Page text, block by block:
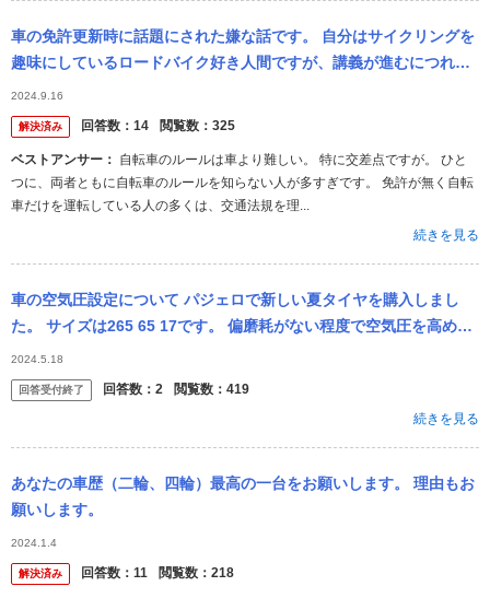
車の免許更新時に話題にされた嫌な話です。 自分はサイクリングを
趣味にしているロードバイク好き人間ですが、講義が進むにつれ、3
0人程いる受講者の中から、公道走行するロードスポーツ用自転車の
公道走行...
2024.9.16
解決済み 回答数： 14 閲覧数： 325
ベストアンサー：
つに、両者ともに自転車のルールを知らない人が多すぎです。 免許が無く自転
車だけを運転している人の多くは、交通法規を理...
続きを見る
車の空気圧設定について パジェロで新しい夏タイヤを購入しまし
た。 サイズは265 65 17です。 偏磨耗がない程度で空気圧を高めた
いのですが、どれくらいがよいのでしょうか？ オートウェイで購
入...
2024.5.18
回答受付終了 回答数： 2 閲覧数： 419
続きを見る
あなたの車歴（二輪、四輪）最高の一台をお願いします。 理由もお
願いします。
2024.1.4
解決済み 回答数： 11 閲覧数： 218